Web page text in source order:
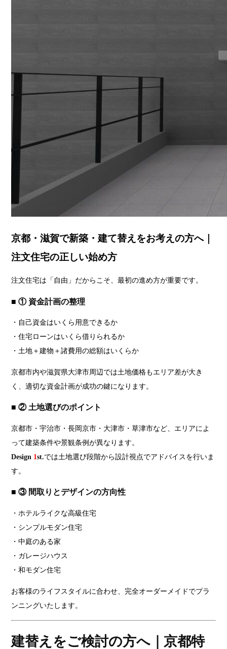
京都・滋賀で新築・建て替えをお考えの方へ｜
注文住宅の正しい始め方
注文住宅は「自由」だからこそ、最初の進め方が重要です。
■ ①資金計画の整理
・自己資金はいくら用意できるか
・住宅ローンはいくら借りられるか
・土地＋建物＋諸費用の総額はいくらか
京都市内や滋賀県大津市周辺では土地価格もエリア差が大き
く、適切な資金計画が成功の鍵になります。
■ ②土地選びのポイント
京都市・宇治市・長岡京市・大津市・草津市など、エリアによ
って建築条件や景観条例が異なります。
Design 1st.では土地選び段階から設計視点でアドバイスを行いま
す。
■ ③ 間取りとデザインの方向性
・ホテルライクな高級住宅
・シンプルモダン住宅
・中庭のある家
・ガレージハウス
・和モダン住宅
お客様のライフスタイルに合わせ、完全オーダーメイドでプラ
ンニングいたします。
建替えをご検討の方へ｜京都特